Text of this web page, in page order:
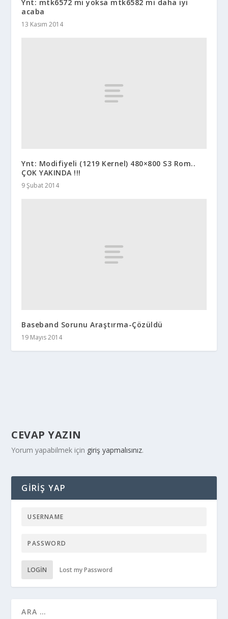
Ynt: mtk6572 mi yoksa mtk6582 mi daha iyi
acaba
13 Kasım 2014
Ynt: Modifiyeli (1219 Kernel) 480×800 S3 Rom..
ÇOK YAKINDA !!!
9 Şubat 2014
Baseband Sorunu Araştırma-Çözüldü
19 Mayıs 2014
CEVAP YAZIN
Yorum yapabilmek için giriş yapmalısınız.
GIRIŞ YAP
LOGIN Lost my Password